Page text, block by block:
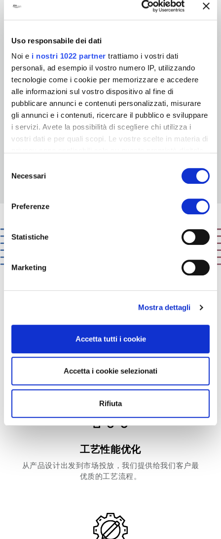
Uso responsabile dei dati
Noi e i nostri 1022 partner trattiamo i vostri dati
personali, ad esempio il vostro numero IP, utilizzando
tecnologie come i cookie per memorizzare e accedere
alle informazioni sul vostro dispositivo al fine di
pubblicare annunci e contenuti personalizzati, misurare
gli annunci e i contenuti, ricercare il pubblico e sviluppare
i servizi. Avete la possibilità di scegliere chi utilizza i
vostri dati e per quali scopi. Le vostre scelte in materia di
modificare o revocare il proprio consenso in qualsiasi
momento dalla Dichiarazione sui cookie o facendo clic
raccogliere informazioni sulla tua posizione
geografica, con un'approssimazione di qualche
Identificare il tuo dispositivo, scansionandolo
Approfondisci come vengono elaborati i tuoi dati personali
dalla Dichiarazione sui cookie.
Utilizziamo i cookie per personalizzare contenuti ed
analizzare il nostro traffico. Condividiamo inoltre
informazioni sul modo in cui utilizzi il nostro sito con i
nostri partner che si occupano di analisi dei dati web,
pubblicità e social media, i quali potrebbero combinarle
raccolto dal tuo utilizzo dei loro servizi.
Cliccando sul tasto “Accetta tutti i cookie
” puoi vedere nel dettaglio le finalità dei singoli
cookie e le terze parti che installano i cookie tramite il
delNecessari
Preferenze
Statistiche
Marketing
Mostra dettagli
Accetta tutti i cookie
Accetta i cookie selezionati
Rifiuta
* 国家:
我想更新ICA集团时事新闻，产品信息以及项目
* 我接受本隐私条款
solutions that matter
我们不仅了解我们自己的产品并且非常了解我
工艺性能优化
从产品设计出发到市场投放，我们提供给我们客户最
优质的工艺流程。